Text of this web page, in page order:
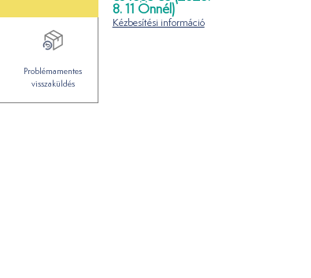
8. 11 Önnél)
Kézbesítési információ
Problémamentes
visszaküldés